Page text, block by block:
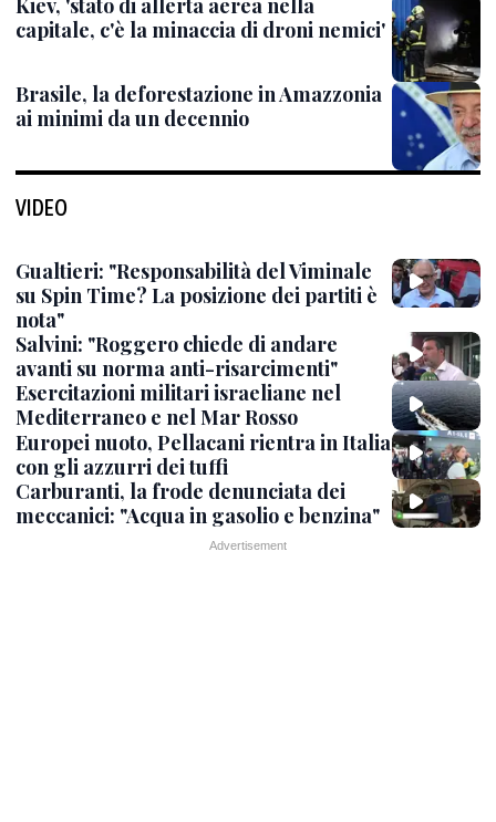
Kiev, 'stato di allerta aerea nella
capitale, c'è la minaccia di droni nemici'
Brasile, la deforestazione in Amazzonia
ai minimi da un decennio
VIDEO
Gualtieri: "Responsabilità del Viminale
su Spin Time? La posizione dei partiti è
nota"
Salvini: "Roggero chiede di andare
avanti su norma anti-risarcimenti"
Esercitazioni militari israeliane nel
Mediterraneo e nel Mar Rosso
Europei nuoto, Pellacani rientra in Italia
con gli azzurri dei tuffi
Carburanti, la frode denunciata dei
meccanici: "Acqua in gasolio e benzina"